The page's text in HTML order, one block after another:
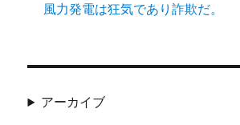
風力発電は狂気であり詐欺だ。
アーカイブ